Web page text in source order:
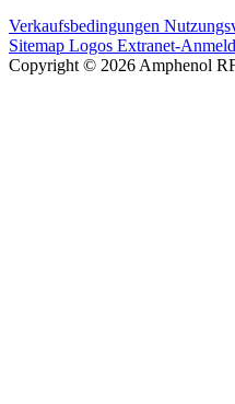
Verkaufsbedingungen
Sitemap Logos Extranet-
Copyright © 2026 Amphenol